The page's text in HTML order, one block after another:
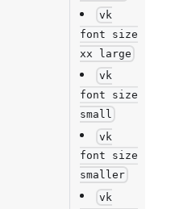
vk
font size
xx large
vk
font size
small
vk
font size
smaller
vk